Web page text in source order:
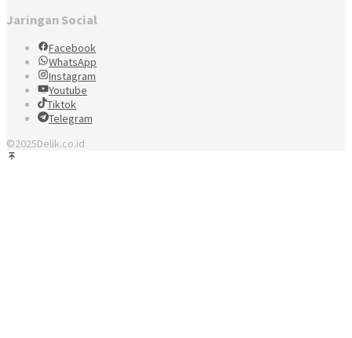
Jaringan Social
Facebook
WhatsApp
Instagram
Youtube
Tiktok
Telegram
©2025Delik.co.id